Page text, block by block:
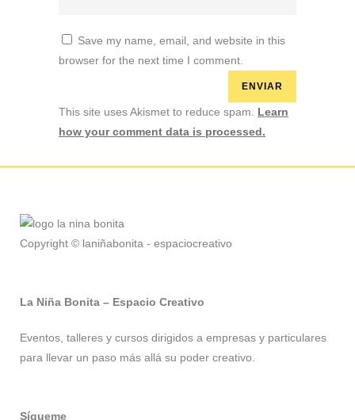
Save my name, email, and website in this
browser for the next time I comment.
This site uses Akismet to reduce spam. Learn
how your comment data is processed.
Copyright © laniñabonita - espaciocreativo
La Niña Bonita – Espacio Creativo
Eventos, talleres y cursos dirigidos a empresas y particulares
para llevar un paso más allá su poder creativo.
Sígueme